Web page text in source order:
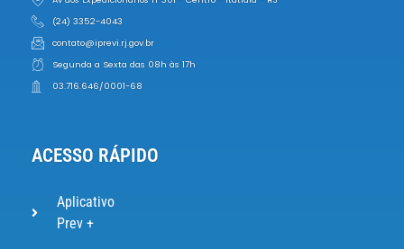
(24) 3352-4043
contato@iprevi.rj.gov.br
Segunda a Sexta das 08h às 17h
03.716.646/0001-68
ACESSO RÁPIDO
Aplicativo
Prev +